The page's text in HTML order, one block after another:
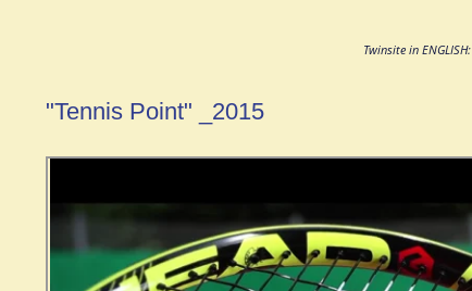
Twinsite in ENGLISH:
"Tennis Point" _2015